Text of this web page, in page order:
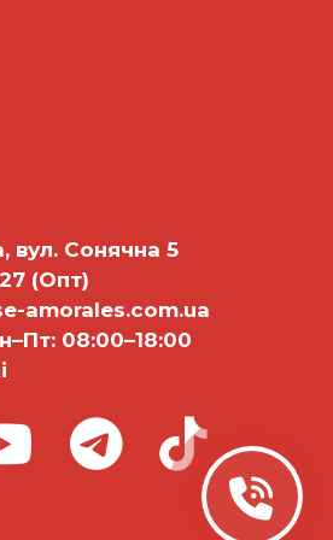
вул. Сонячна 5
(Опт)
amorales.com.ua
08:00–18:00